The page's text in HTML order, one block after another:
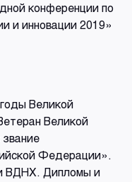
конференции по
и инновации 2019»
Великой
Великой
Федерации».
ВДНХ. Дипломы и